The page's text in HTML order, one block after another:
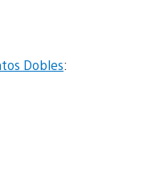
Dobles: